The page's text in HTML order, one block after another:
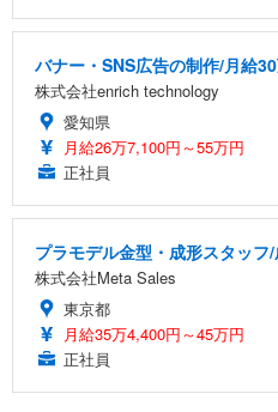
バナー・SNS広告の制作/月給
株式会社enrich technology
愛知県
月給26万7,100円～55万円
正社員
プラモデル金型・成形スタッ
株式会社Meta Sales
東京都
月給35万4,400円～45万円
正社員